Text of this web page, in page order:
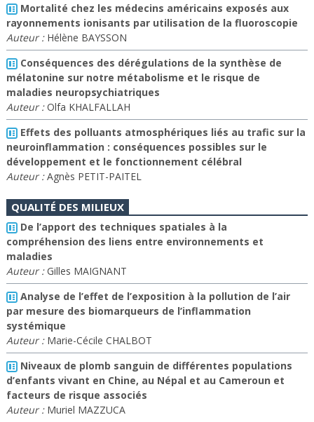
Mortalité chez les médecins américains exposés aux
rayonnements ionisants par utilisation de la fluoroscopie
Auteur :Hélène BAYSSON
Conséquences des dérégulations de la synthèse de
mélatonine sur notre métabolisme et le risque de
maladies neuropsychiatriques
Auteur :Olfa KHALFALLAH
Effets des polluants atmosphériques liés au trafic sur la
neuroinflammation : conséquences possibles sur le
développement et le fonctionnement célébral
Auteur :Agnès PETIT-PAITEL
QUALITÉ DES MILIEUX
De l’apport des techniques spatiales à la
compréhension des liens entre environnements et
maladies
Auteur :Gilles MAIGNANT
Analyse de l’effet de l’exposition à la pollution de l’air
par mesure des biomarqueurs de l’inflammation
systémique
Auteur :Marie-Cécile CHALBOT
Niveaux de plomb sanguin de différentes populations
d’enfants vivant en Chine, au Népal et au Cameroun et
facteurs de risque associés
Auteur :Muriel MAZZUCA